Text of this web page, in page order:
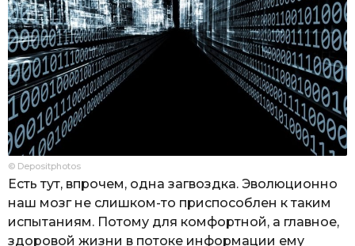
© Depositphotos
Есть тут, впрочем, одна загвоздка. Эволюционно
наш мозг не слишком-то приспособлен к таким
испытаниям. Потому для комфортной, а главное,
здоровой жизни в потоке информации ему